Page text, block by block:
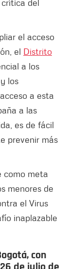
del
el acceso
el Distrito
a los
los
a esta
a las
es de fácil
prevenir más
como meta
menores de
el Virus
inaplazable
con